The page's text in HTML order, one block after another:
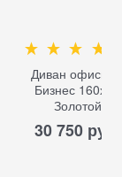
Диван
Бизнес 160х80
Золотой
30 750 руб.